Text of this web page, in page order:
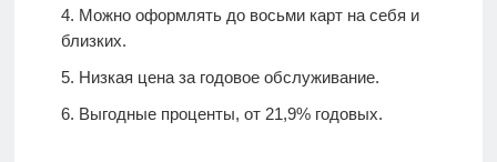
Можно оформлять до восьми карт на себя и
близких.
Низкая цена за годовое обслуживание.
Выгодные проценты, от 21,9% годовых.